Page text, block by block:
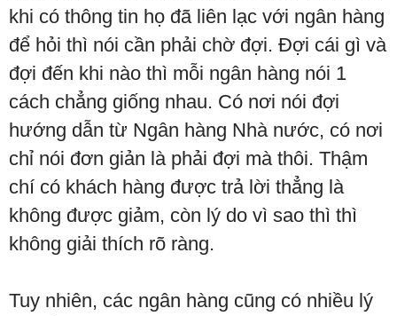
khi có thông tin họ đã liên lạc với ngân hàng
để hỏi thì nói cần phải chờ đợi. Đợi cái gì và
đợi đến khi nào thì mỗi ngân hàng nói 1
cách chẳng giống nhau. Có nơi nói đợi
hướng dẫn từ Ngân hàng Nhà nước, có nơi
chỉ nói đơn giản là phải đợi mà thôi. Thậm
chí có khách hàng được trả lời thẳng là
không được giảm, còn lý do vì sao thì thì
không giải thích rõ ràng.
Tuy nhiên, các ngân hàng cũng có nhiều lý